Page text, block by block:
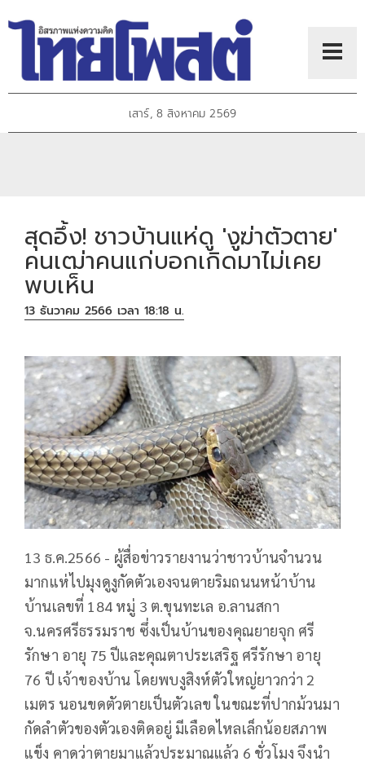
เสาร์, 8 สิงหาคม 2569
สุดอึ้ง! ชาวบ้านแห่ดู 'งูฆ่าตัวตาย'
คนเฒ่าคนแก่บอกเกิดมาไม่เคย
พบเห็น
13 ธันวาคม 2566 เวลา 18:18 น.
13 ธ.ค.2566 - ผู้สื่อข่าวรายงานว่าชาวบ้านจำนวน
มากแห่ไปมุงดูงูกัดตัวเองจนตายริมถนนหน้าบ้าน
บ้านเลขที่ 184 หมู่ 3 ต.ขุนทะเล อ.ลานสกา
จ.นครศรีธรรมราช ซึ่งเป็นบ้านของคุณยายจุก ศรี
รักษา อายุ 75 ปีและคุณตาประเสริฐ ศรีรักษา อายุ
76 ปี เจ้าของบ้าน โดยพบงูสิงห์ตัวใหญ่ยาวกว่า 2
เมตร นอนขดตัวตายเป็นตัวเลข ในขณะที่ปากม้วนมา
กัดลำตัวของตัวเองติดอยู่ มีเลือดไหลเล็กน้อยสภาพ
แข็ง คาดว่าตายมาแล้วประมาณแล้ว 6 ชั่วโมง จึงนำ